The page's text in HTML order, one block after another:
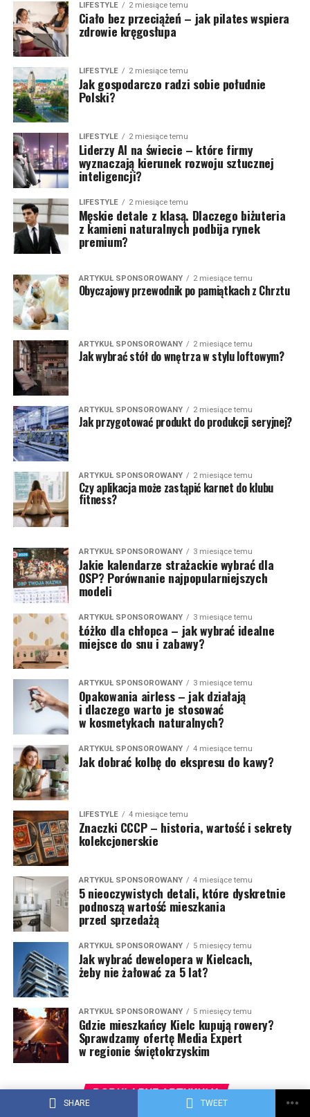
SHARE TWEET
LIFESTYLE 2 miesiące temu
Ciało bez przeciążeń – jak pilates wspiera
zdrowie kręgosłupa
LIFESTYLE 2 miesiące temu
Jak gospodarczo radzi sobie południe
Polski?
LIFESTYLE 2 miesiące temu
Liderzy AI na świecie – które firmy
wyznaczają kierunek rozwoju sztucznej
inteligencji?
LIFESTYLE 2 miesiące temu
Męskie detale z klasą. Dlaczego biżuteria
z kamieni naturalnych podbija rynek
premium?
ARTYKUŁ SPONSOROWANY 2 miesiące temu
Obyczajowy przewodnik po pamiątkach z Chrztu
ARTYKUŁ SPONSOROWANY 2 miesiące temu
Jak wybrać stół do wnętrza w stylu loftowym?
ARTYKUŁ SPONSOROWANY 2 miesiące temu
Jak przygotować produkt do produkcji seryjnej?
ARTYKUŁ SPONSOROWANY 2 miesiące temu
Czy aplikacja może zastąpić karnet do klubu
fitness?
ARTYKUŁ SPONSOROWANY 3 miesiące temu
Jakie kalendarze strażackie wybrać dla
OSP? Porównanie najpopularniejszych
modeli
ARTYKUŁ SPONSOROWANY 3 miesiące temu
Łóżko dla chłopca – jak wybrać idealne
miejsce do snu i zabawy?
ARTYKUŁ SPONSOROWANY 3 miesiące temu
Opakowania airless – jak działają
i dlaczego warto je stosować
w kosmetykach naturalnych?
ARTYKUŁ SPONSOROWANY 4 miesiące temu
Jak dobrać kolbę do ekspresu do kawy?
LIFESTYLE 4 miesiące temu
Znaczki CCCP – historia, wartość i sekrety
kolekcjonerskie
ARTYKUŁ SPONSOROWANY 4 miesiące temu
5 nieoczywistych detali, które dyskretnie
podnoszą wartość mieszkania
przed sprzedażą
ARTYKUŁ SPONSOROWANY 5 miesięcy temu
Jak wybrać dewelopera w Kielcach,
żeby nie żałować za 5 lat?
ARTYKUŁ SPONSOROWANY 5 miesięcy temu
Gdzie mieszkańcy Kielc kupują rowery?
Sprawdzamy ofertę Media Expert
w regionie świętokrzyskim
POPULARNE ARTYKUŁY